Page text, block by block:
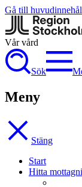
Gå till
Vår vård
Sök
Meny
Stäng
Start
Hitta